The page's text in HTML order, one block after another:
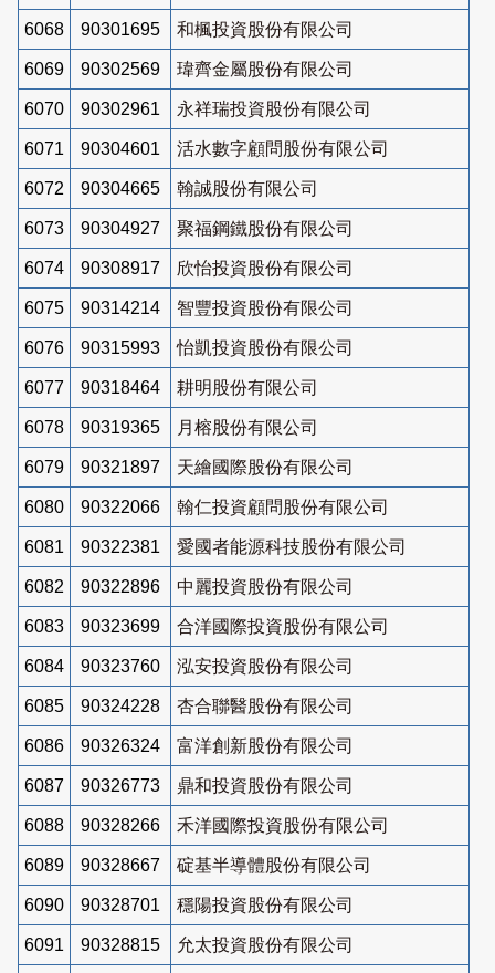
6068 90301695 和楓投資股份有限公司
6069 90302569 瑋齊金屬股份有限公司
6070 90302961 永祥瑞投資股份有限公司
6071 90304601 活水數字顧問股份有限公司
6072 90304665 翰誠股份有限公司
6073 90304927 聚福鋼鐵股份有限公司
6074 90308917 欣怡投資股份有限公司
6075 90314214 智豐投資股份有限公司
6076 90315993 怡凱投資股份有限公司
6077 90318464 耕明股份有限公司
6078 90319365 月榕股份有限公司
6079 90321897 天繪國際股份有限公司
6080 90322066 翰仁投資顧問股份有限公司
6081 90322381 愛國者能源科技股份有限公司
6082 90322896 中麗投資股份有限公司
6083 90323699 合洋國際投資股份有限公司
6084 90323760 泓安投資股份有限公司
6085 90324228 杏合聯醫股份有限公司
6086 90326324 富洋創新股份有限公司
6087 90326773 鼎和投資股份有限公司
6088 90328266 禾洋國際投資股份有限公司
6089 90328667 碇基半導體股份有限公司
6090 90328701 穩陽投資股份有限公司
6091 90328815 允太投資股份有限公司